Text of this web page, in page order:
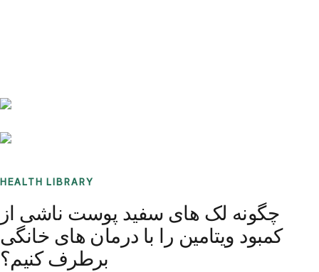
HEALTH LIBRARY
چگونه لک های سفید پوست ناشی از
کمبود ویتامین را با درمان های خانگی
برطرف کنیم؟